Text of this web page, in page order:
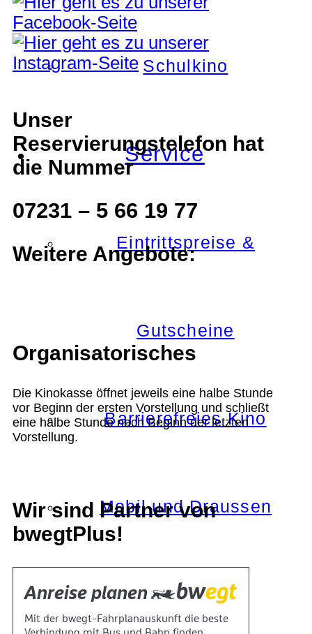
Schulkino
Service
Eintrittspreise &
Gutscheine
Barrierefreies Kino
Mobil und Draussen
KOKI+
Unser
Reservierungstelefon hat
die Nummer
07231 – 5 66 19 77
Weitere Angebote:
Organisatorisches
Die Kinokasse öffnet jeweils eine halbe Stunde
vor Beginn der ersten Vorstellung und schließt
eine halbe Stunde nach Beginn der letzten
Vorstellung.
Wir sind Partner von
bwegtPlus!